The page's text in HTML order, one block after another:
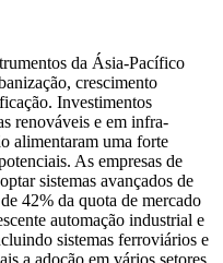
da Ásia-Pacífico
crescimento
Investimentos
renováveis ​​e em infra-
alimentaram uma forte
As empresas de
sistemas avançados de
42% da quota de mercado
automação industrial e
sistemas ferroviários e
a adoção em vários setores.